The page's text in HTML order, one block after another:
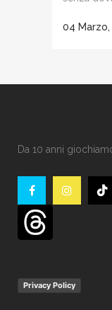
04 Marzo,
Da 10 anni
Privacy Policy